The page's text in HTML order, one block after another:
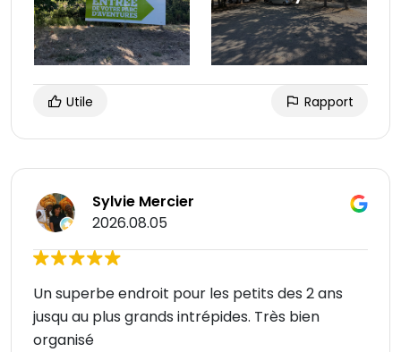
Utile Rapport
Sylvie Mercier
2026.08.05
Un superbe endroit pour les petits des 2 ans
jusqu au plus grands intrépides. Très bien
organisé